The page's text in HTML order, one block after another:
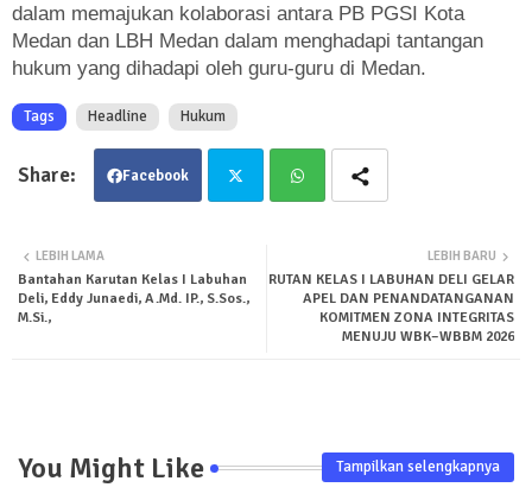
dalam memajukan kolaborasi antara PB PGSI Kota
Medan dan LBH Medan dalam menghadapi tantangan
hukum yang dihadapi oleh guru-guru di Medan.
Tags Headline Hukum
Facebook
ter tsa
LEBIH BARU
RUTAN KELAS I LABUHAN DELI GELAR
APEL DAN PENANDATANGANAN
KOMITMEN ZONA INTEGRITAS
MENUJU WBK–WBBM 2026
LEBIH LAMA
Bantahan Karutan Kelas I Labuhan
Deli, Eddy Junaedi, A.Md. IP., S.Sos.,
M.Si.,
You Might Like Tampilkan selengkapnya